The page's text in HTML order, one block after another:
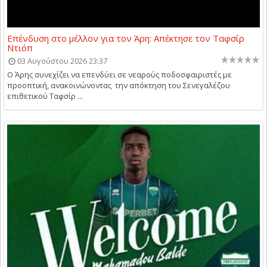
Επένδυση στο μέλλον για τον Άρη: Απέκτησε τον Ταφσίρ
Ντιόπ
03 Αυγούστου 2026 23:37
Ο Άρης συνεχίζει να επενδύει σε νεαρούς ποδοσφαιριστές με
προοπτική, ανακοινώνοντας την απόκτηση του Σενεγαλέζου
επιθετικού Ταφσίρ ...